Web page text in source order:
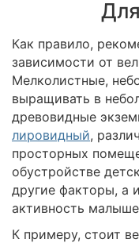
Как правило,
зависимости от
Мелколистные,
выращивать в
древовидные
лировидный,
просторных
обустройстве
другие факторы, а
активность
К примеру, стоит